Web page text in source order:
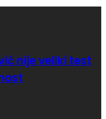
nije veliki test